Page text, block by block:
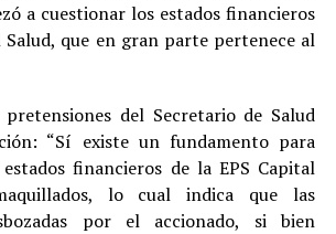
a cuestionar los estados financieros
Salud, que en gran parte pertenece al
del Secretario de Salud
“Sí existe un fundamento para
financieros de la EPS Capital
lo cual indica que las
por el accionado, si bien